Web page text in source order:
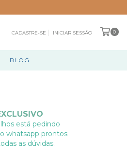
CADASTRE-SE INICIAR SESSÃO 0
BLOG
está pedindo
whatsapp prontos
as dúvidas.